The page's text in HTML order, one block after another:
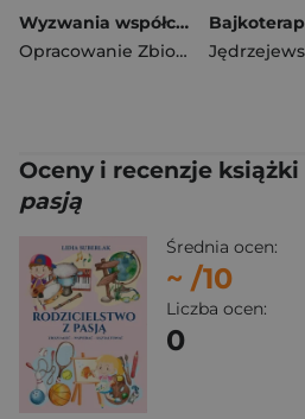
Wyzwania współczesnej dydaktyki w przestrzeni szkolnej i akademickiej
Opracowanie Zbiorowe
Oceny i recenzje książki
pasją
Średnia ocen:
~ /10
Liczba ocen:
0